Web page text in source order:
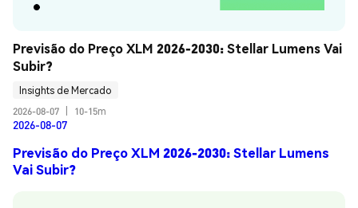
Previsão do Preço XLM 2026-2030: Stellar Lumens Vai
Subir?
Insights de Mercado
2026-08-07
10-15m
2026-08-07
Previsão do Preço XLM 2026-2030: Stellar Lumens
Vai Subir?